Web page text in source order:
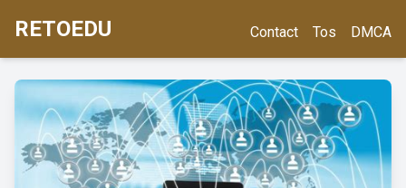
RETOEDU Contact Tos DMCA